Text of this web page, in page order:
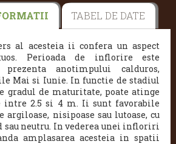
TABEL DE DATE
al acesteia ii confera un aspect
Perioada de inflorire este
anotimpului calduros,
Mai si Iunie. In functie de stadiul
gradul de maturitate, poate atinge
2.5 si 4 m. Ii sunt favorabile
nisipoase sau lutoase, cu
sau neutru. In vederea unei infloriri
amplasarea acesteia in spatii